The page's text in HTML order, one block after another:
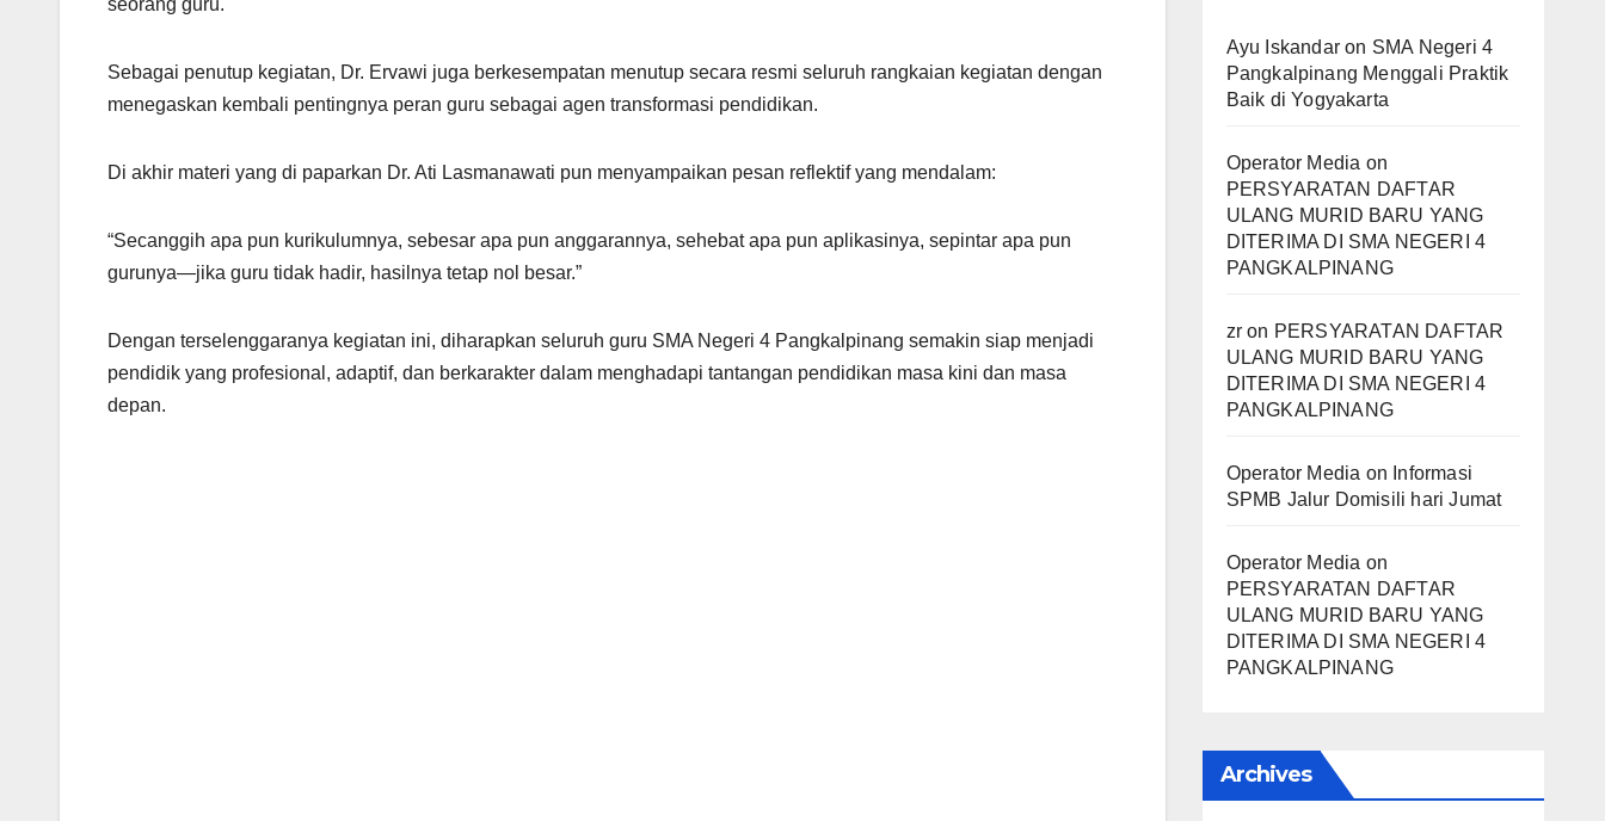
seorang guru.
Sebagai penutup kegiatan, Dr. Ervawi juga berkesempatan menutup secara resmi seluruh rangkaian kegiatan dengan
menegaskan kembali pentingnya peran guru sebagai agen transformasi pendidikan.
Di akhir materi yang di paparkan Dr. Ati Lasmanawati pun menyampaikan pesan reflektif yang mendalam:
“Secanggih apa pun kurikulumnya, sebesar apa pun anggarannya, sehebat apa pun aplikasinya, sepintar apa pun
gurunya—jika guru tidak hadir, hasilnya tetap nol besar.”
Dengan terselenggaranya kegiatan ini, diharapkan seluruh guru SMA Negeri 4 Pangkalpinang semakin siap menjadi
pendidik yang profesional, adaptif, dan berkarakter dalam menghadapi tantangan pendidikan masa kini dan masa
depan.
Ayu Iskandaron SMA Negeri 4
Pangkalpinang Menggali Praktik
Baik di Yogyakarta
Operator Media on
PERSYARATAN DAFTAR
ULANG MURID BARU YANG
DITERIMA DI SMA NEGERI 4
PANGKALPINANG
zron PERSYARATAN DAFTAR
ULANG MURID BARU YANG
DITERIMA DI SMA NEGERI 4
PANGKALPINANG
Operator Media on Informasi
SPMB Jalur Domisili hari Jumat
Operator Media on
PERSYARATAN DAFTAR
ULANG MURID BARU YANG
DITERIMA DI SMA NEGERI 4
PANGKALPINANG
Archives